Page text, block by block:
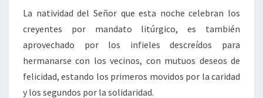
La natividad del Señor que esta noche celebran los
creyentes por mandato litúrgico, es también
aprovechado por los infieles descreídos para
hermanarse con los vecinos, con mutuos deseos de
felicidad, estando los primeros movidos por la caridad
y los segundos por la solidaridad.